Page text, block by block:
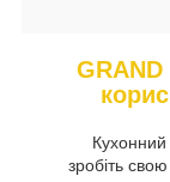
зробіть